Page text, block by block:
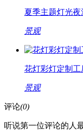
夏季主题灯光夜
景观
花灯彩灯定制工
景观
评论(0)
听说第一位评论的人